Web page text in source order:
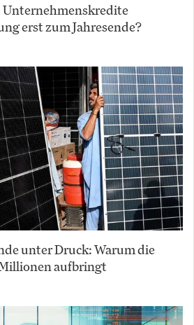
erst zum Jahresende?
unter Druck: Warum die
aufbringt